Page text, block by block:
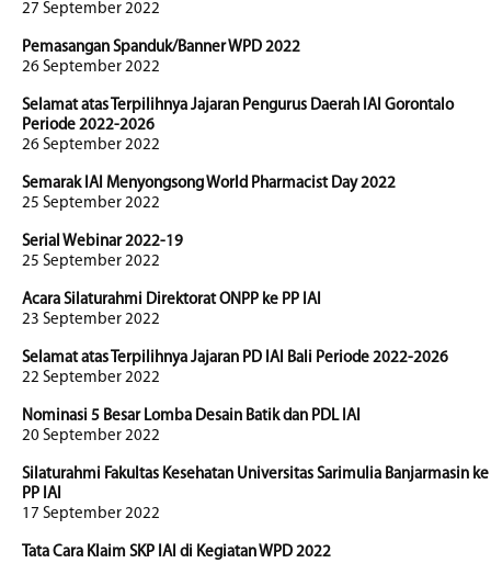
27 September 2022
Pemasangan Spanduk/Banner WPD 2022
26 September 2022
Selamat atas Terpilihnya Jajaran Pengurus Daerah IAI Gorontalo
Periode 2022-2026
26 September 2022
Semarak IAI Menyongsong World Pharmacist Day 2022
25 September 2022
Serial Webinar 2022-19
25 September 2022
Acara Silaturahmi Direktorat ONPP ke PP IAI
23 September 2022
Selamat atas Terpilihnya Jajaran PD IAI Bali Periode 2022-2026
22 September 2022
Nominasi 5 Besar Lomba Desain Batik dan PDL IAI
20 September 2022
Silaturahmi Fakultas Kesehatan Universitas Sarimulia Banjarmasin ke
PP IAI
17 September 2022
Tata Cara Klaim SKP IAI di Kegiatan WPD 2022